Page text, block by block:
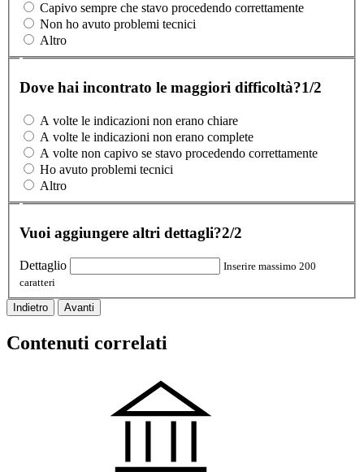
Capivo sempre che stavo procedendo correttamente
Non ho avuto problemi tecnici
Altro
Dove hai incontrato le maggiori difficoltà?1/2
A volte le indicazioni non erano chiare
A volte le indicazioni non erano complete
A volte non capivo se stavo procedendo correttamente
Ho avuto problemi tecnici
Altro
Vuoi aggiungere altri dettagli?2/2
Dettaglio
Inserire massimo 200
caratteri
Indietro Avanti
Contenuti correlati